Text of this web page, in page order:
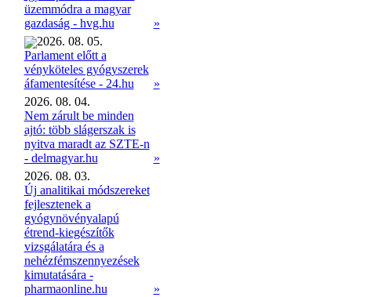
üzemmódra a magyar
gazdaság - hvg.hu
»
2026. 08. 05.
Parlament előtt a
vényköteles gyógyszerek
áfamentesítése - 24.hu
»
2026. 08. 04.
Nem zárult be minden
ajtó: több slágerszak is
nyitva maradt az SZTE-n
- delmagyar.hu
»
2026. 08. 03.
Új analitikai módszereket
fejlesztenek a
gyógynövényalapú
étrend-kiegészítők
vizsgálatára és a
nehézfémszennyezések
kimutatására -
pharmaonline.hu
»